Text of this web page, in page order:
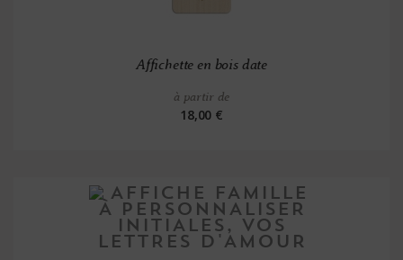
Affichette en bois date
à partir de
18,00 €